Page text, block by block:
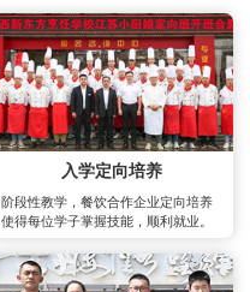
入学定向培养
阶段性教学，餐饮合作企业定向培养
使得每位学子掌握技能，顺利就业。